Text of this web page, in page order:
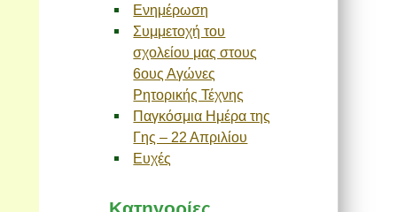
Ενημέρωση
Συμμετοχή του
σχολείου μας στους
6ους Αγώνες
Ρητορικής Τέχνης
Παγκόσμια Ημέρα της
Γης – 22 Απριλίου
Ευχές